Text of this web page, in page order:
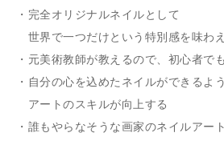
・完全オリジナルネイルとして
世界で一つだけという特別感を味わ
・元美術教師が教えるので、初心者で
・自分の心を込めたネイルができるよ
アートのスキルが向上する
・誰もやらなそうな画家のネイルアー